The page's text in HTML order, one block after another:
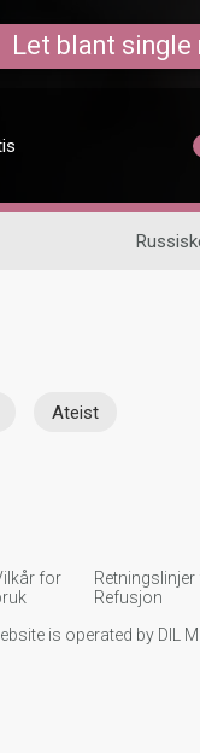
Let blant single
Ateist
for
Refusjon
is operated by DIL